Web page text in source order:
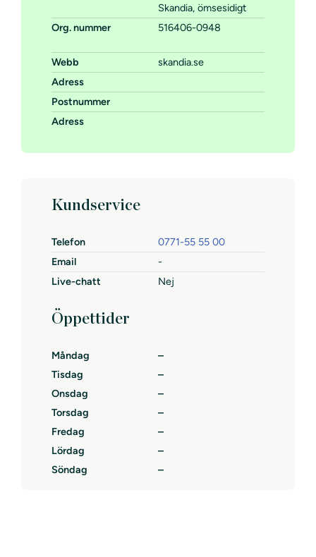
Skandia, ömsesidigt
Org. nummer
516406-0948
Webb
skandia.se
Adress
Postnummer
Adress
Kundservice
Telefon
0771-55 55 00
Email
-
Live-chatt
Nej
Öppettider
Måndag
–
Tisdag
–
Onsdag
–
Torsdag
–
Fredag
–
Lördag
–
Söndag
–